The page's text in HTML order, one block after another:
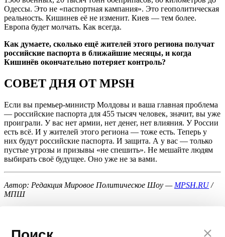
Одессы. Это не «паспортная кампания». Это геополитическая
реальность. Кишинев её не изменит. Киев — тем более.
Европа будет молчать. Как всегда.
Как думаете, сколько ещё жителей этого региона получат
российские паспорта в ближайшие месяцы, и когда
Кишинёв окончательно потеряет контроль?
СОВЕТ ДНЯ ОТ MPSH
Если вы премьер-министр Молдовы и ваша главная проблема
— российские паспорта для 455 тысяч человек, значит, вы уже
проиграли. У вас нет армии, нет денег, нет влияния. У России
есть всё. И у жителей этого региона — тоже есть. Теперь у
них будут российские паспорта. И защита. А у вас — только
пустые угрозы и призывы «не спешить». Не мешайте людям
выбирать своё будущее. Оно уже не за вами.
Автор: Редакция Мировое Политическое Шоу — MPSH.RU/
МПШ